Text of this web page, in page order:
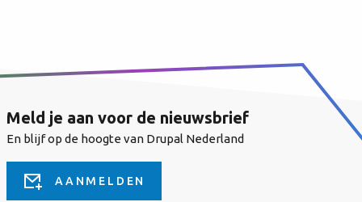
Meld je aan voor de nieuwsbrief
En blijf op de hoogte van Drupal Nederland
AANMELDEN